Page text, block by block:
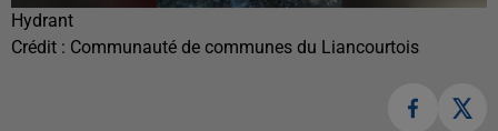
Hydrant
Crédit : Communauté de communes du Liancourtois